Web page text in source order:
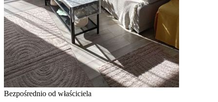
Bezpośrednio od właściciela